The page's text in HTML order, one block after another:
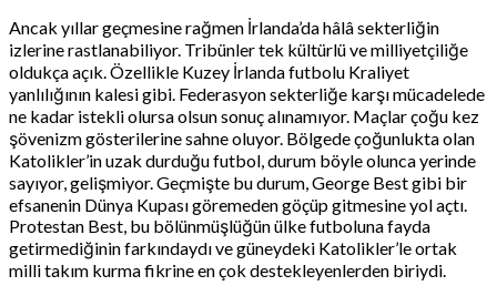
Ancak yıllar geçmesine rağmen İrlanda’da hâlâ sekterliğin
izlerine rastlanabiliyor. Tribünler tek kültürlü ve milliyetçiliğe
oldukça açık. Özellikle Kuzey İrlanda futbolu Kraliyet
yanlılığının kalesi gibi. Federasyon sekterliğe karşı mücadelede
ne kadar istekli olursa olsun sonuç alınamıyor. Maçlar çoğu kez
şövenizm gösterilerine sahne oluyor. Bölgede çoğunlukta olan
Katolikler’in uzak durduğu futbol, durum böyle olunca yerinde
sayıyor, gelişmiyor. Geçmişte bu durum, George Best gibi bir
efsanenin Dünya Kupası göremeden göçüp gitmesine yol açtı.
Protestan Best, bu bölünmüşlüğün ülke futboluna fayda
getirmediğinin farkındaydı ve güneydeki Katolikler’le ortak
milli takım kurma fikrine en çok destekleyenlerden biriydi.